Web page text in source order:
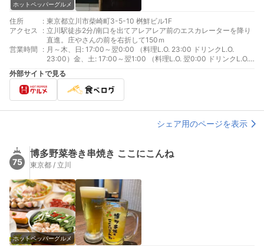
ホットペッパーグルメ
住所 : 東京都立川市柴崎町3-5-10 桝鮮ビル1F
アクセス
: 立川駅徒歩2分/南口を出てアレアレア前のエスカレーターを降り
直進。庄やさんの前を右折して150ｍ
営業時間
: 月～木、日: 17:00～翌0:00 （料理L.O. 23:00 ドリンクL.O.
23:00）金、土: 17:00～翌1:00 （料理L.O. 翌0:00 ドリンクL.O.
翌0:00）
外部サイトで見る
シェア用のページを表示
75
博多野菜巻き串焼き ここにこんね
東京都 / 立川
ホットペッパーグルメ